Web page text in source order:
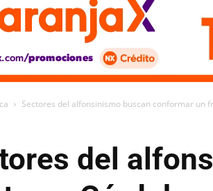
Sectores del alfonsinismo buscan conformar un
del